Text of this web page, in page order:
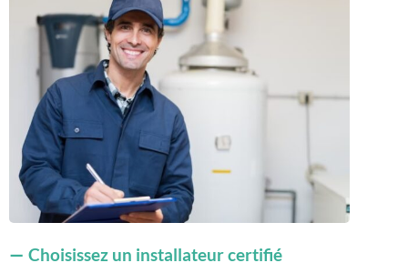
Choisissez un installateur certifié